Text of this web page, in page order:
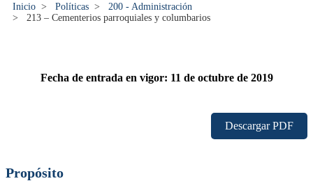
Inicio > Políticas >
200 - Administración
>
213 – Cementerios parroquiales y columbarios
Fecha de entrada en vigor: 11 de octubre de 2019
Descargar PDF
Propósito